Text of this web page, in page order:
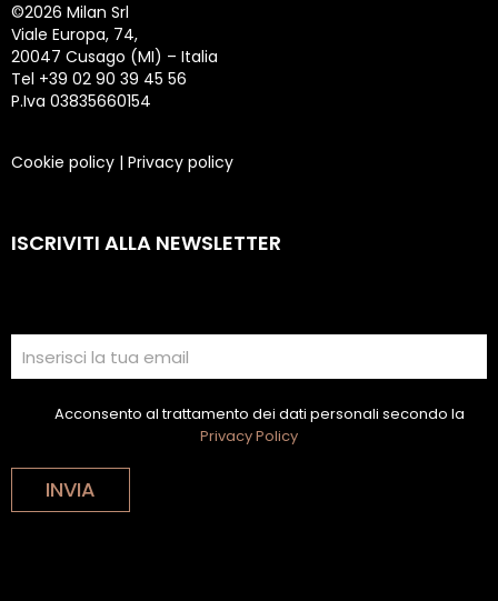
©2026 Milan Srl
Viale Europa, 74,
20047 Cusago (MI) – Italia
Tel +39 02 90 39 45 56
P.Iva 03835660154
Cookie policy | Privacy policy
ISCRIVITI ALLA NEWSLETTER
Acconsento al trattamento dei dati personali secondo la
Privacy Policy
INVIA